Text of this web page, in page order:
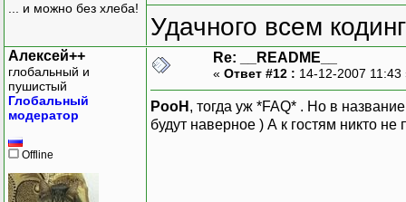
... и можно без хлеба!
Удачного всем
Алексей++
глобальный и
пушистый
Глобальный
модератор
Offline
Re: __README__
« Ответ #12 : 14-12-2007
PooH , тогда уж *FAQ* . Но в
будут наверное ) А к гостям никто не